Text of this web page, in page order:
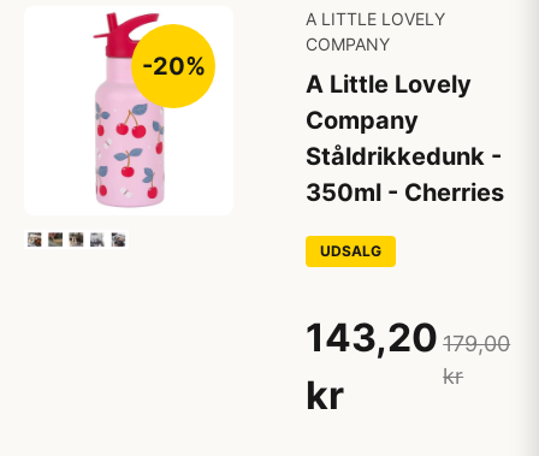
-20%
A LITTLE LOVELY
COMPANY
A Little Lovely
Company
Ståldrikkedunk -
350ml - Cherries
UDSALG
143,20
kr
179,00
kr